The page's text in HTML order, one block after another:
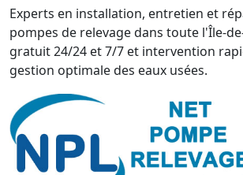
Experts en installation, entretien et
pompes de relevage dans toute l'Île-
gratuit 24/24 et 7/7 et intervention
gestion optimale des eaux usées.